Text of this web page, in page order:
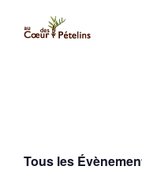
Tous les